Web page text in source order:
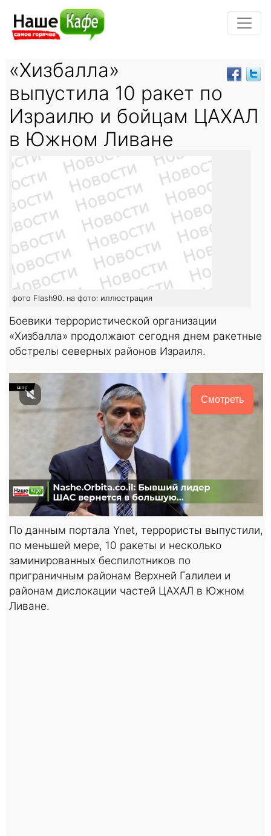
«Хизбалла»
выпустила 10 ракет по
Израилю и бойцам ЦАХАЛ
в Южном Ливане
фото Flash90. на фото: иллюстрация
Боевики террористической организации
«Хизбалла» продолжают сегодня днем ракетные
обстрелы северных районов Израиля.
Смотреть
По данным портала Ynet, террористы выпустили,
по меньшей мере, 10 ракеты и несколько
заминированных беспилотников по
приграничным районам Верхней Галилеи и
районам дислокации частей ЦАХАЛ в Южном
Ливане.